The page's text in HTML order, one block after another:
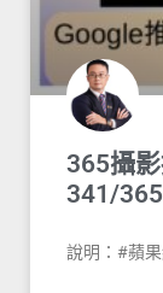
365攝
341/
說明：#蘋